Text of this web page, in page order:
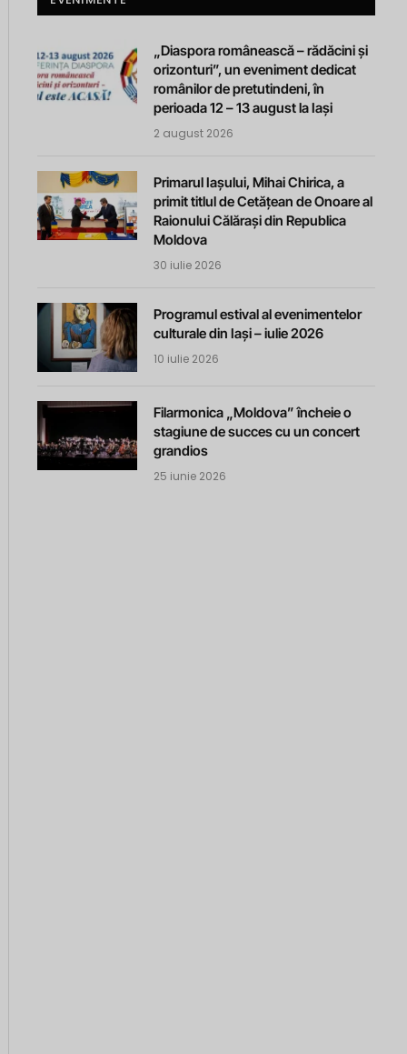
„Diaspora românească – rădăcini și
orizonturi”, un eveniment dedicat
românilor de pretutindeni, în
perioada 12 – 13 august la Iași
2 august 2026
Primarul Iașului, Mihai Chirica, a
primit titlul de Cetățean de Onoare al
Raionului Călărași din Republica
Moldova
30 iulie 2026
Programul estival al evenimentelor
culturale din Iași – iulie 2026
10 iulie 2026
Filarmonica „Moldova” încheie o
stagiune de succes cu un concert
grandios
25 iunie 2026